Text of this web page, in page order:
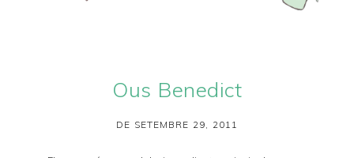
Ous Benedict
DE SETEMBRE 29, 2011